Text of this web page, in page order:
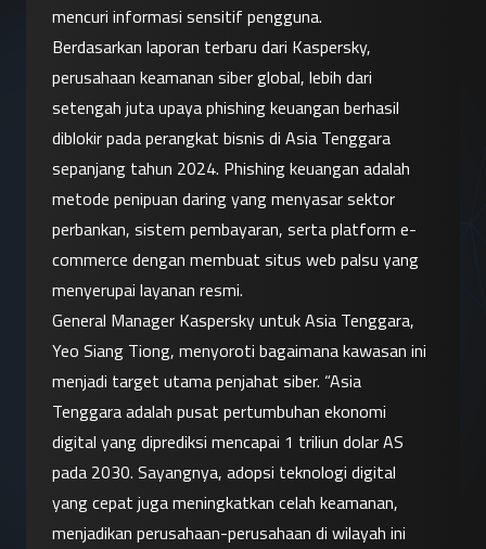
mencuri informasi sensitif pengguna.
Berdasarkan laporan terbaru dari Kaspersky,
perusahaan keamanan siber global, lebih dari
setengah juta upaya phishing keuangan berhasil
diblokir pada perangkat bisnis di Asia Tenggara
sepanjang tahun 2024. Phishing keuangan adalah
metode penipuan daring yang menyasar sektor
perbankan, sistem pembayaran, serta platform e-
commerce dengan membuat situs web palsu yang
menyerupai layanan resmi.
General Manager Kaspersky untuk Asia Tenggara,
Yeo Siang Tiong, menyoroti bagaimana kawasan ini
menjadi target utama penjahat siber. “Asia
Tenggara adalah pusat pertumbuhan ekonomi
digital yang diprediksi mencapai 1 triliun dolar AS
pada 2030. Sayangnya, adopsi teknologi digital
yang cepat juga meningkatkan celah keamanan,
menjadikan perusahaan-perusahaan di wilayah ini